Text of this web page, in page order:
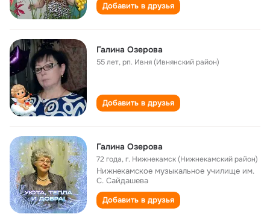
Добавить в друзья
Галина Озерова
55 лет,рп. Ивня (Ивнянский район)
Добавить в друзья
Галина Озерова
72 года,г. Нижнекамск (Нижнекамский район)
Нижнекамское музыкальное училище им.
С. Сайдашева
Добавить в друзья